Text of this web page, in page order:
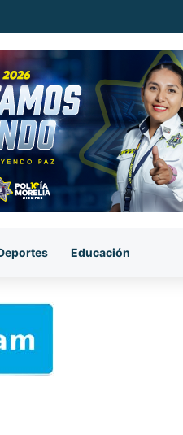
Histórico de Morelia
Educación